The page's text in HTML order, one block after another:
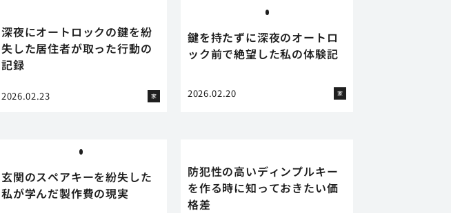
深夜にオートロックの鍵を紛
失した居住者が取った行動の
記録
2026.02.23 家
鍵を持たずに深夜のオートロ
ック前で絶望した私の体験記
2026.02.20 家
玄関のスペアキーを紛失した
私が学んだ製作費の現実
防犯性の高いディンプルキー
を作る時に知っておきたい価
格差